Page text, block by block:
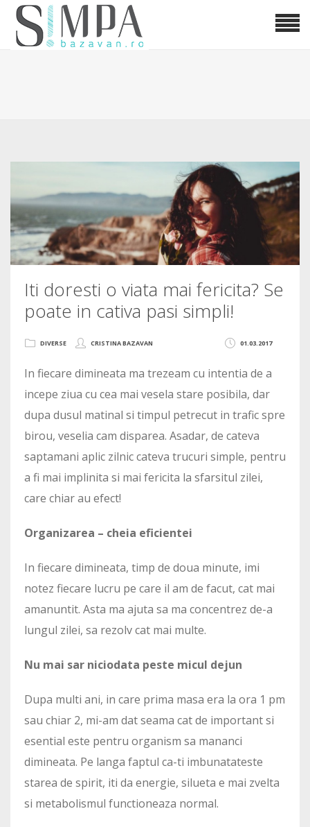
Iti doresti o viata mai fericita? Se
poate in cativa pasi simpli!
01.03.2017
DIVERSE CRISTINA BAZAVAN
In fiecare dimineata ma trezeam cu intentia de a
incepe ziua cu cea mai vesela stare posibila, dar
dupa dusul matinal si timpul petrecut in trafic spre
birou, veselia cam disparea. Asadar, de cateva
saptamani aplic zilnic cateva trucuri simple, pentru
a fi mai implinita si mai fericita la sfarsitul zilei,
care chiar au efect!
Organizarea – cheia eficientei
In fiecare dimineata, timp de doua minute, imi
notez fiecare lucru pe care il am de facut, cat mai
amanuntit. Asta ma ajuta sa ma concentrez de-a
lungul zilei, sa rezolv cat mai multe.
Nu mai sar niciodata peste micul dejun
Dupa multi ani, in care prima masa era la ora 1 pm
sau chiar 2, mi-am dat seama cat de important si
esential este pentru organism sa mananci
dimineata. Pe langa faptul ca-ti imbunatateste
starea de spirit, iti da energie, silueta e mai zvelta
si metabolismul functioneaza normal.